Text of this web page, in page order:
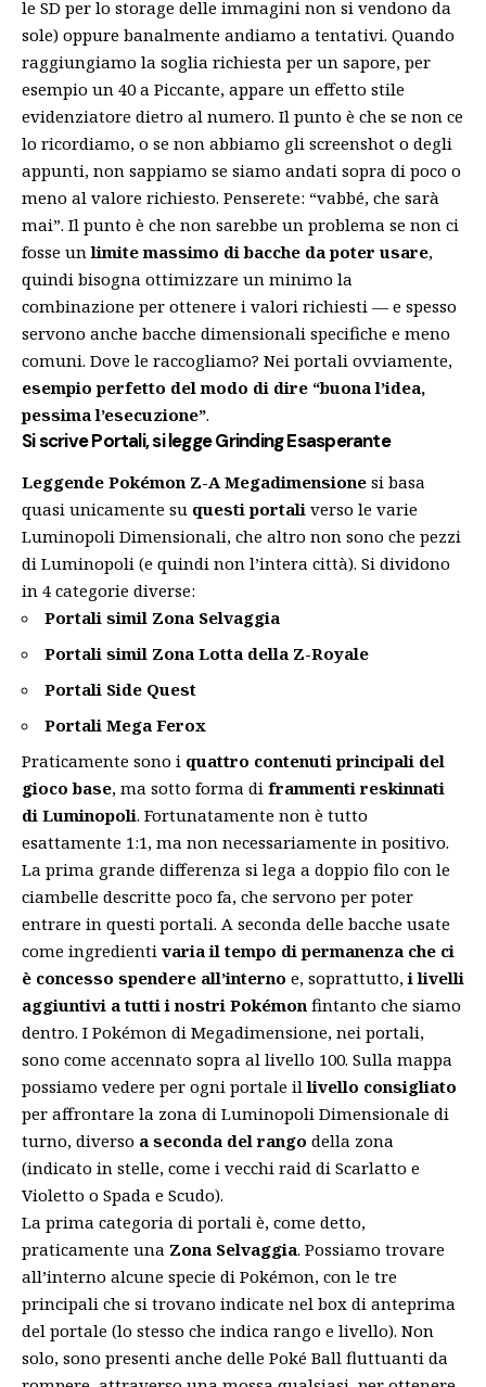
le SD per lo storage delle immagini non si vendono da
sole) oppure banalmente andiamo a tentativi. Quando
raggiungiamo la soglia richiesta per un sapore, per
esempio un 40 a Piccante, appare un effetto stile
evidenziatore dietro al numero. Il punto è che se non ce
lo ricordiamo, o se non abbiamo gli screenshot o degli
appunti, non sappiamo se siamo andati sopra di poco o
meno al valore richiesto. Penserete: “vabbé, che sarà
mai”. Il punto è che non sarebbe un problema se non ci
fosse unlimite massimo di bacche da poter usare,
quindi bisogna ottimizzare un minimo la
combinazione per ottenere i valori richiesti — e spesso
servono anche bacche dimensionali specifiche e meno
comuni. Dove le raccogliamo? Nei portali ovviamente,
esempio perfetto del modo di dire “buona l’idea,
pessima l’esecuzione”.
Si scrive Portali, si legge Grinding Esasperante
Leggende Pokémon Z-A Megadimensione si basa
quasi unicamente su questi portali verso le varie
Luminopoli Dimensionali, che altro non sono che pezzi
di Luminopoli (e quindi non l’intera città). Si dividono
in 4 categorie diverse:
Portali simil Zona Selvaggia
Portali simil Zona Lotta della Z-Royale
Portali Side Quest
Portali Mega Ferox
Praticamente sono i quattro contenuti principali del
gioco base, ma sotto forma di frammenti reskinnati
di Luminopoli. Fortunatamente non è tutto
esattamente 1:1, ma non necessariamente in positivo.
La prima grande differenza si lega a doppio filo con le
ciambelle descritte poco fa, che servono per poter
entrare in questi portali. A seconda delle bacche usate
come ingredienti varia il tempo di permanenza che ci
è concesso spendere all’interno e, soprattutto,i livelli
aggiuntivi a tutti i nostri Pokémon fintanto che siamo
dentro. I Pokémon di Megadimensione, nei portali,
sono come accennato sopra al livello 100. Sulla mappa
possiamo vedere per ogni portale illivello consigliato
per affrontare la zona di Luminopoli Dimensionale di
turno, diverso a seconda del rango della zona
(indicato in stelle, come i vecchi raid di Scarlatto e
Violetto o Spada e Scudo).
La prima categoria di portali è, come detto,
praticamente una Zona Selvaggia. Possiamo trovare
all’interno alcune specie di Pokémon, con le tre
principali che si trovano indicate nel box di anteprima
del portale (lo stesso che indica rango e livello). Non
solo, sono presenti anche delle Poké Ball fluttuanti da